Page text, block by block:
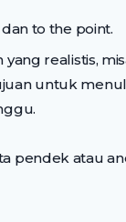
to the point.
realistis,
untuk
pendek atau